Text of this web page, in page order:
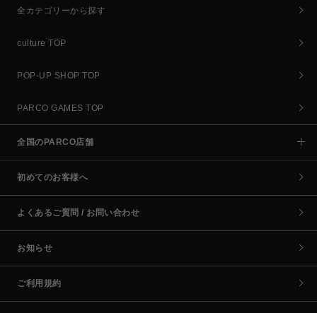
全カテゴリーから探す
culture TOP
POP-UP SHOP TOP
PARCO GAMES TOP
全国のPARCO店舗
初めてのお客様へ
よくあるご質問 / お問い合わせ
お知らせ
ご利用規約